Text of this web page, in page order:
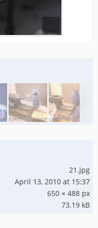
21.jpg
April 13, 2010 at 15:37
650 × 488 px
73.19 kB